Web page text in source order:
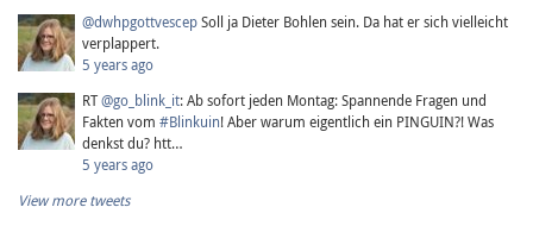
@dwhpgottvescepSoll ja Dieter Bohlen sein. Da hat er sich vielleicht
verplappert.
5 years ago
RT@go_blink_it: Ab sofort jeden Montag: Spannende Fragen und
Fakten vom #Blinkuin! Aber warum eigentlich ein PINGUIN?! Was
denkst du? htt…
5 years ago
View more tweets